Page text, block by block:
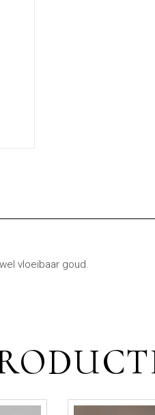
vloeibaar goud.